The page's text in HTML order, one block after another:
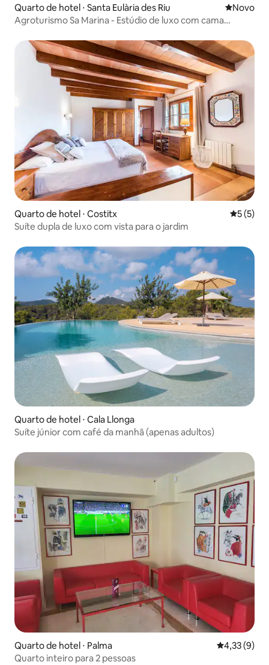
Quarto de hotel ⋅ Santa Eulària des Riu Novo
Novo
Agroturismo Sa Marina - Estúdio de luxo com cama
Quarto de hotel ⋅ Costitx 5 de
5 (5)
Suíte dupla de luxo com vista para o jardim
Quarto de hotel ⋅ Cala Llonga
Suíte júnior com café da manhã (apenas adultos)
Quarto de hotel ⋅ Palma 4,33 de
4,33 (9)
Quarto inteiro para 2 pessoas